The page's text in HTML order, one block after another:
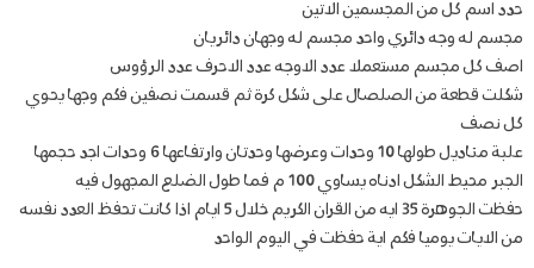
حدد اسم كل من المجسمين الاتين
مجسم له وجه دائري واحد مجسم له وجهان دائريان
اصف كل مجسم مستعملا عدد الاوجه عدد الاحرف عدد الرؤوس
شكلت قطعة من الصلصال على شكل كرة ثم قسمت نصفين فكم وجها يحوي
كل نصف
علبة مناديل طولها 10 وحدات وعرضها وحدتان وارتفاعها 6 وحدات اجد حجمها
الجبر محيط الشكل ادناه يساوي 100 م فما طول الضلع المجهول فيه
حفظت الجوهرة 35 ايه من القران الكريم خلال 5 ايام اذا كانت تحفظ العدد نفسه
من الايات يوميا فكم اية حفظت في اليوم الواحد